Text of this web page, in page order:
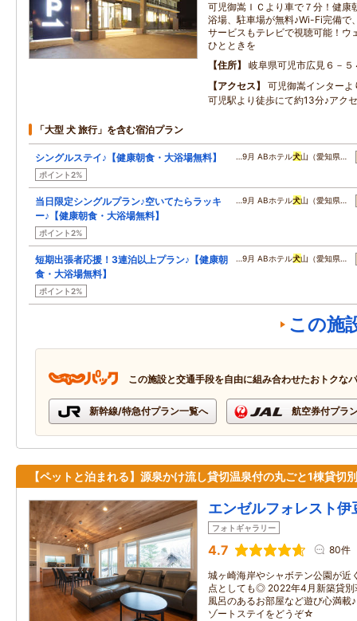
可児御嵩ＩＣより車で７分！健康
浴場、駐車場が無料♪Wi-Fi完備で
サービスもテレビで視聴可能！ウ
ひとときを
住所
岐阜県可児市広見６－５
アクセス
可児御嵩インター
可児駅より徒歩にて約13分♪アク
「大型 犬 旅行」を含む宿泊プラン
シングルステイ♪【健康朝食・大浴場無料】
ポイント2%
…9月 ABホテル犬山（愛知県…
当日限定シングルプラン♪空いてたらラッキ
ー♪【健康朝食・大浴場無料】
ポイント2%
…9月 ABホテル犬山（愛知県…
短期出張者応援！3連泊以上プラン♪【健康朝
食・大浴場無料】
ポイント2%
…9月 ABホテル犬山（愛知県…
この施
この施設と交通手段を自由に組み合わせたおトクな
新幹線/特急付プラン一覧へ 航空券付プラ
【ペットと泊まれる】源泉かけ流し貸切温泉付の丸ごと1棟貸切
エンゼルフォレスト伊
フォトギャラリー
4.7 80件
城ヶ崎海岸やシャボテン公園が近
点としても◎ 2022年4月新築貸別
風呂のあるお部屋など遊び心満載
ゾートステイをどうぞ☆